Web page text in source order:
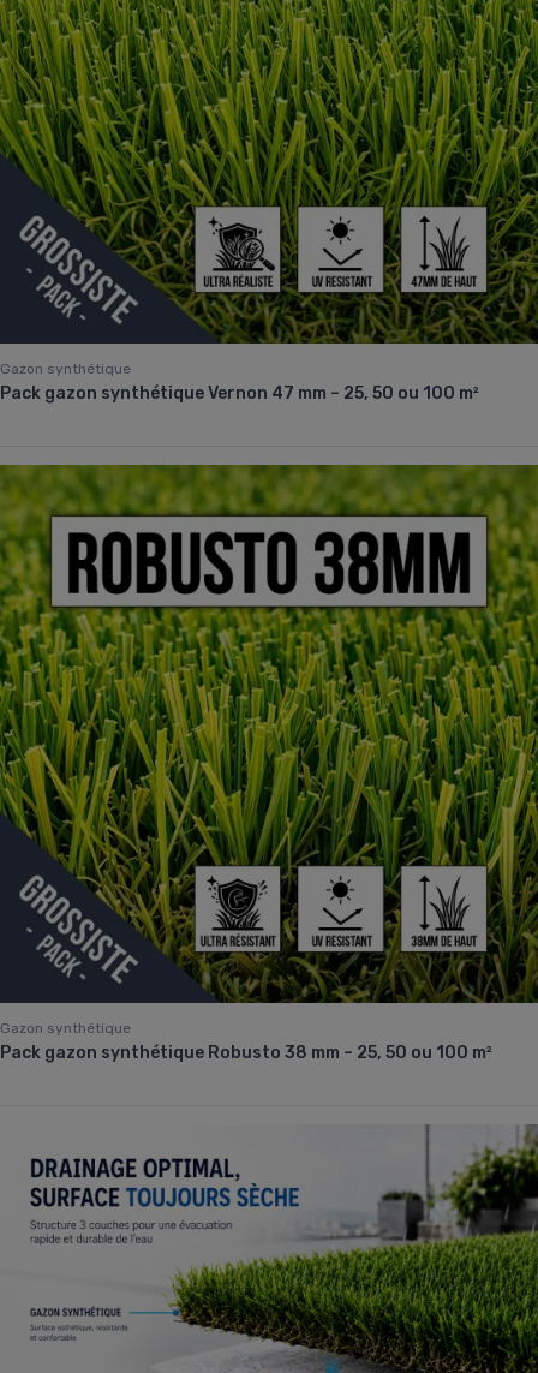
Gazon synthétique
Pack gazon synthétique Vernon 47 mm – 25, 50 ou 100 m²
Gazon synthétique
Pack gazon synthétique Robusto 38 mm – 25, 50 ou 100 m²